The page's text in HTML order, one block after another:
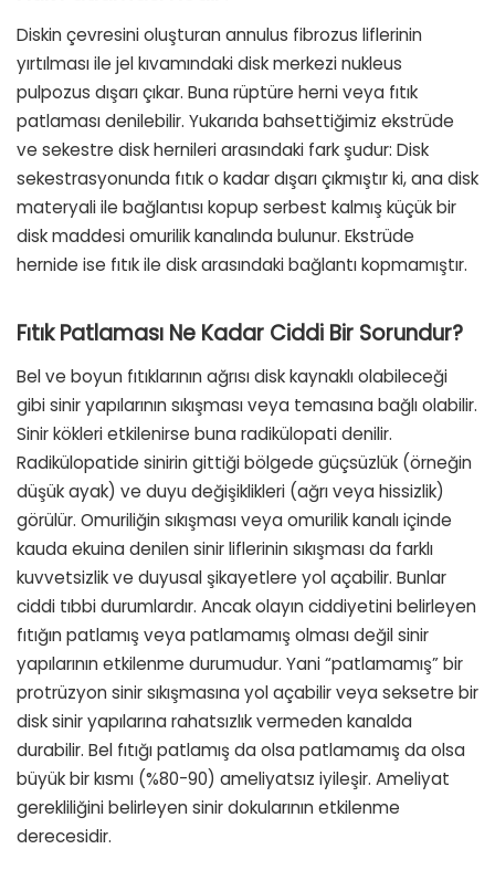
Diskin çevresini oluşturan annulus fibrozus liflerinin
yırtılması ile jel kıvamındaki disk merkezi nukleus
pulpozus dışarı çıkar. Buna rüptüre herni veya fıtık
patlaması denilebilir. Yukarıda bahsettiğimiz ekstrüde
ve sekestre disk hernileri arasındaki fark şudur: Disk
sekestrasyonunda fıtık o kadar dışarı çıkmıştır ki, ana disk
materyali ile bağlantısı kopup serbest kalmış küçük bir
disk maddesi omurilik kanalında bulunur. Ekstrüde
hernide ise fıtık ile disk arasındaki bağlantı kopmamıştır.
Fıtık Patlaması Ne Kadar Ciddi Bir Sorundur?
Bel ve boyun fıtıklarının ağrısı disk kaynaklı olabileceği
gibi sinir yapılarının sıkışması veya temasına bağlı olabilir.
Sinir kökleri etkilenirse buna radikülopati denilir.
Radikülopatide sinirin gittiği bölgede güçsüzlük (örneğin
düşük ayak) ve duyu değişiklikleri (ağrı veya hissizlik)
görülür. Omuriliğin sıkışması veya omurilik kanalı içinde
kauda ekuina denilen sinir liflerinin sıkışması da farklı
kuvvetsizlik ve duyusal şikayetlere yol açabilir. Bunlar
ciddi tıbbi durumlardır. Ancak olayın ciddiyetini belirleyen
fıtığın patlamış veya patlamamış olması değil sinir
yapılarının etkilenme durumudur. Yani “patlamamış” bir
protrüzyon sinir sıkışmasına yol açabilir veya seksetre bir
disk sinir yapılarına rahatsızlık vermeden kanalda
durabilir. Bel fıtığı patlamış da olsa patlamamış da olsa
büyük bir kısmı (%80-90) ameliyatsız iyileşir. Ameliyat
gerekliliğini belirleyen sinir dokularının etkilenme
derecesidir.